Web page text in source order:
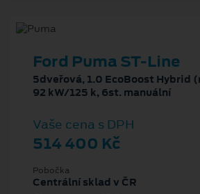
Ford Puma ST-Line
5dveřová, 1.0 EcoBoost Hybrid
92 kW/125 k, 6st. manuální
Vaše cena s DPH
514 400 Kč
Pobočka
Centrální sklad v ČR